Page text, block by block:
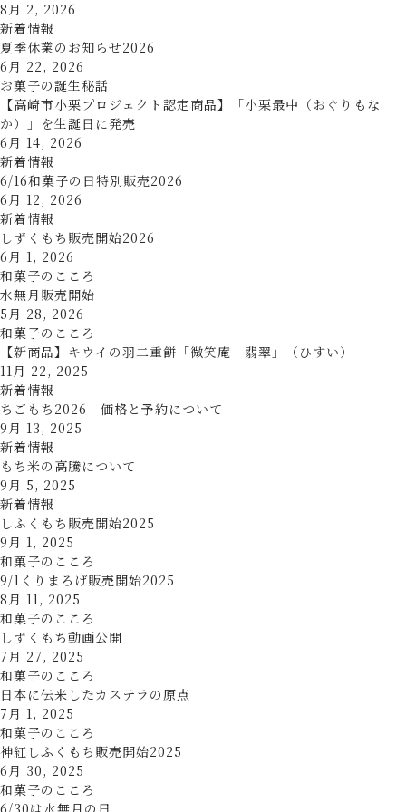
8月 2, 2026
新着情報
夏季休業のお知らせ2026
6月 22, 2026
お菓子の誕生秘話
【高崎市小栗プロジェクト認定商品】「小栗最中（おぐりもな
か）」を生誕日に発売
6月 14, 2026
新着情報
6/16和菓子の日特別販売2026
6月 12, 2026
新着情報
しずくもち販売開始2026
6月 1, 2026
和菓子のこころ
水無月販売開始
5月 28, 2026
和菓子のこころ
【新商品】キウイの羽二重餅「微笑庵 翡翠」（ひすい）
11月 22, 2025
新着情報
ちごもち2026 価格と予約について
9月 13, 2025
新着情報
もち米の高騰について
9月 5, 2025
新着情報
しふくもち販売開始2025
9月 1, 2025
和菓子のこころ
9/1くりまろげ販売開始2025
8月 11, 2025
和菓子のこころ
しずくもち動画公開
7月 27, 2025
和菓子のこころ
日本に伝来したカステラの原点
7月 1, 2025
和菓子のこころ
神紅しふくもち販売開始2025
6月 30, 2025
和菓子のこころ
6/30は水無月の日